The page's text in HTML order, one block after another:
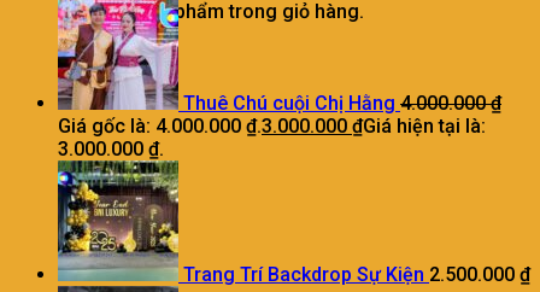
Chưa có sản phẩm trong giỏ hàng.
Thuê Chú cuội Chị Hằng 4.000.000₫
Giá gốc là: 4.000.000 ₫.3.000.000 ₫Giá hiện tại là:
3.000.000 ₫.
Trang Trí Backdrop Sự Kiện 2.500.000 ₫